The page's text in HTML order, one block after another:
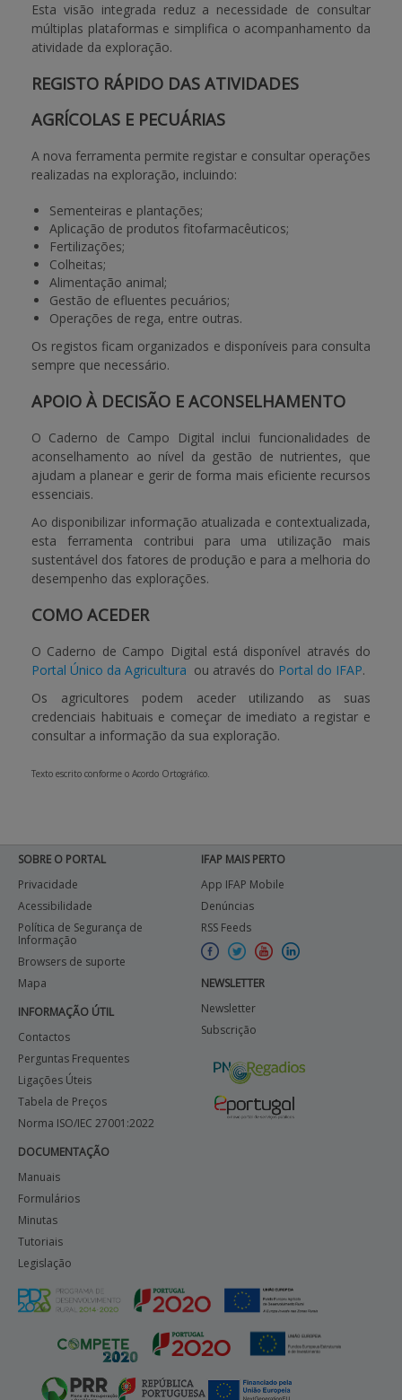
Esta visão integrada reduz a necessidade de consultar
múltiplas plataformas e simplifica o acompanhamento da
atividade da exploração.
REGISTO RÁPIDO DAS ATIVIDADES
AGRÍCOLAS E PECUÁRIAS
A nova ferramenta permite registar e consultar operações
realizadas na exploração, incluindo:
Sementeiras e plantações;
Aplicação de produtos fitofarmacêuticos;
Fertilizações;
Colheitas;
Alimentação animal;
Gestão de efluentes pecuários;
Operações de rega, entre outras.
Os registos ficam organizados e disponíveis para consulta
sempre que necessário.
APOIO À DECISÃO E ACONSELHAMENTO
O Caderno de Campo Digital inclui funcionalidades de
aconselhamento ao nível da gestão de nutrientes, que
ajudam a planear e gerir de forma mais eficiente recursos
essenciais.
Ao disponibilizar informação atualizada e contextualizada,
esta ferramenta contribui para uma utilização mais
sustentável dos fatores de produção e para a melhoria do
desempenho das explorações.
COMO ACEDER
O Caderno de Campo Digital está disponível através do
Portal Único da Agricultura ou através do Portal do IFAP.
Os agricultores podem aceder utilizando as suas
credenciais habituais e começar de imediato a registar e
consultar a informação da sua exploração.
Texto escrito conforme o Acordo Ortográfico.
SOBRE O PORTAL
Privacidade
Acessibilidade
Política de Segurança de
Informação
Browsers de suporte
Mapa
INFORMAÇÃO ÚTIL
Contactos
Perguntas Frequentes
Ligações Úteis
Tabela de Preços
Norma ISO/IEC 27001:2022
DOCUMENTAÇÃO
Manuais
Formulários
Minutas
Tutoriais
Legislação
IFAP MAIS PERTO
App IFAP Mobile
Denúncias
RSS Feeds
NEWSLETTER
Newsletter
Subscrição